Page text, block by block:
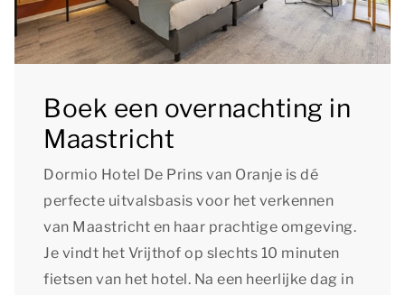
Boek een overnachting in
Maastricht
Dormio Hotel De Prins van Oranje is dé
perfecte uitvalsbasis voor het verkennen
van Maastricht en haar prachtige omgeving.
Je vindt het Vrijthof op slechts 10 minuten
fietsen van het hotel. Na een heerlijke dag in